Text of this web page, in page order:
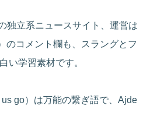
独立系ニュースサイト、運営は
のコメント欄も、スラングとフ
い学習素材です。
go）は万能の繋ぎ語で、Ajde